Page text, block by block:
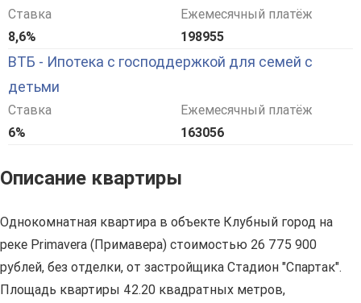
Ставка
8,6%
Ежемесячный платёж
198955
ВТБ - Ипотека с господдержкой для семей с
детьми
Ставка
6%
Ежемесячный платёж
163056
Описание квартиры
Однокомнатная квартира в объекте Клубный город на
реке Primavera (Примавера) стоимостью 26 775 900
рублей, без отделки, от застройщика Стадион "Спартак".
Площадь квартиры 42.20 квадратных метров,